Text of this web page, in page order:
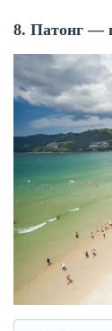
8. Патонг —